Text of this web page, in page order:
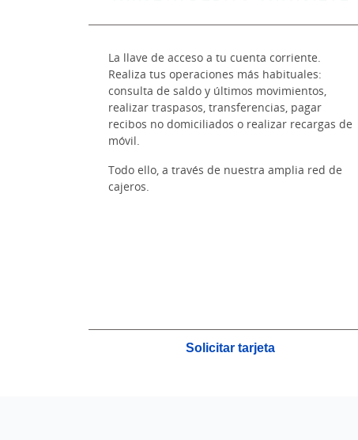
La llave de acceso a tu cuenta corriente.
Realiza tus operaciones más habituales:
consulta de saldo y últimos movimientos,
realizar traspasos, transferencias, pagar
recibos no domiciliados o realizar recargas de
móvil.
Todo ello, a través de nuestra amplia red de
cajeros.
Solicitar tarjeta